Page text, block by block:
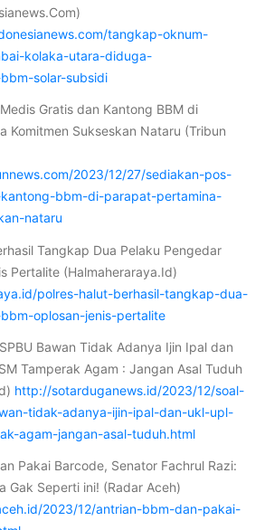
tangkap-oknum-
kolaka-utara-diduga-
solar-subsidi
Gratis dan Kantong BBM di
Komitmen Sukseskan Nataru (Tribun
2023/12/27/sediakan-pos-
bbm-di-parapat-pertamina-
nataru
Tangkap Dua Pelaku Pengedar
Pertalite (Halmaheraraya.Id)
polres-halut-berhasil-tangkap-dua-
oplosan-jenis-pertalite
Bawan Tidak Adanya Ijin Ipal dan
Tamperak Agam : Jangan Asal Tuduh
http://sotarduganews.id/2023/12/soal-
tidak-adanya-ijin-ipal-dan-ukl-upl-
agam-jangan-asal-tuduh.html
Pakai Barcode, Senator Fachrul Razi:
Gak Seperti ini! (Radar Aceh)
2023/12/antrian-bbm-dan-pakai-